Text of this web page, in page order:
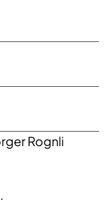
Rognli